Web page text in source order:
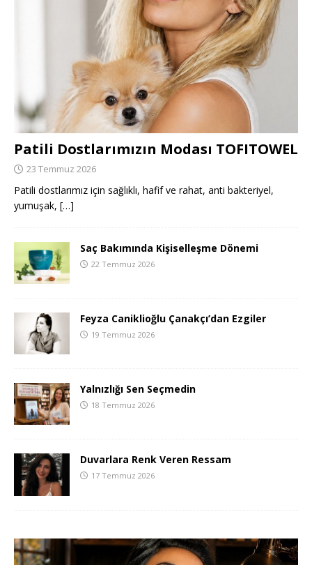
Patili Dostlarımızın Modası TOFITOWEL
23 Temmuz 2026
Patili dostlarımız için sağlıklı, hafif ve rahat, anti bakteriyel,
yumuşak, […]
Saç Bakımında Kişiselleşme Dönemi
22 Temmuz 2026
Feyza Caniklioğlu Çanakçı’dan Ezgiler
19 Temmuz 2026
Yalnızlığı Sen Seçmedin
18 Temmuz 2026
Duvarlara Renk Veren Ressam
17 Temmuz 2026